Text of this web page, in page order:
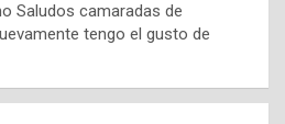
Saludos camaradas de
tengo el gusto de